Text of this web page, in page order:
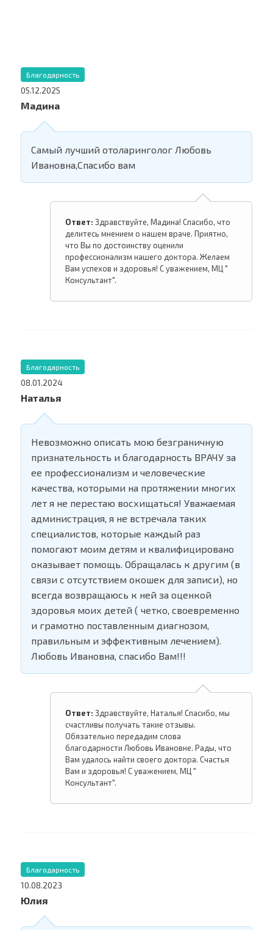
Благодарность
05.12.2025
Мадина
Самый лучший отоларинголог Любовь
Ивановна,Спасибо вам
Ответ: Здравствуйте, Мадина! Спасибо, что
делитесь мнением о нашем враче. Приятно,
что Вы по достоинству оценили
профессионализм нашего доктора. Желаем
Вам успехов и здоровья! С уважением, МЦ "
Консультант".
Благодарность
08.01.2024
Наталья
Невозможно описать мою безграничную
признательность и благодарность ВРАЧУ за
ее профессионализм и человеческие
качества, которыми на протяжении многих
лет я не перестаю восхищаться! Уважаемая
администрация, я не встречала таких
специалистов, которые каждый раз
помогают моим детям и квалифицировано
оказывает помощь. Обращалась к другим (в
связи с отсутствием окошек для записи), но
всегда возвращаюсь к ней за оценкой
здоровья моих детей ( четко, своевременно
и грамотно поставленным диагнозом,
правильным и эффективным лечением).
Любовь Ивановна, спасибо Вам!!!
Ответ: Здравствуйте, Наталья! Спасибо, мы
счастливы получать такие отзывы.
Обязательно передадим слова
благодарности Любовь Ивановне. Рады, что
Вам удалось найти своего доктора. Счастья
Вам и здоровья! С уважением, МЦ "
Консультант".
Благодарность
10.08.2023
Юлия